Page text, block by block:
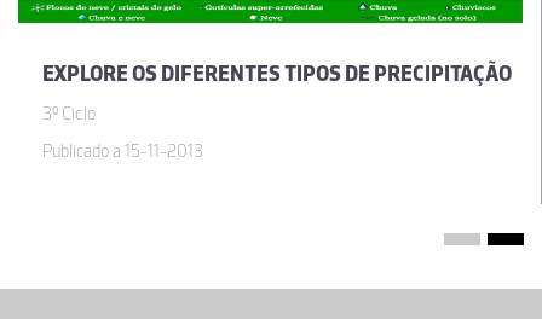
EXPLORE OS DIFERENTES TIPOS DE PRECIPITAÇÃO
3º Ciclo
Publicado a 15-11-2013